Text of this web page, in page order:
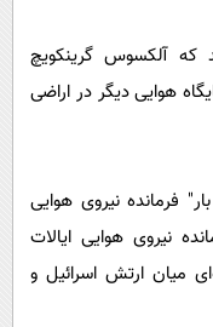
که آلکسوس گرینکویچ
هوایی دیگر در اراضی
فرمانده نیروی هوایی
نیروی هوایی ایالات
میان ارتش اسرائیل و